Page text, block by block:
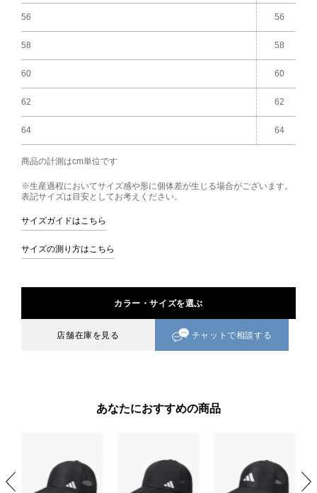
56 56
58 58
60 60
62 62
64 64
商品の計測はcm単位です
※生産過程においてサイズ感や形に個体差が生じる場合がございます。
表記サイズは目安としてお考えください。
サイズガイドはこちら
サイズの測り方はこちら
カラー・サイズを選ぶ
店舗在庫を見る チャットで相談する
あなたにおすすめの商品